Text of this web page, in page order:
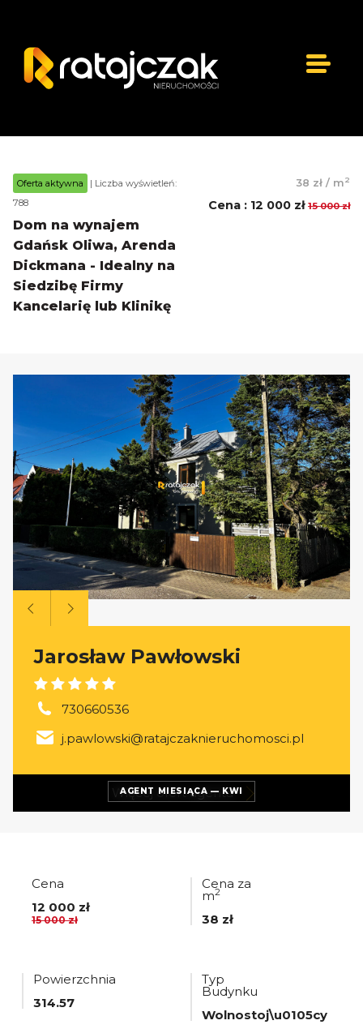
Oferta aktywna
| Liczba wyświetleń:
788
Dom na wynajem
Gdańsk Oliwa, Arenda
Dickmana - Idealny na
Siedzibę Firmy
Kancelarię lub Klinikę
38 zł / m2
Cena : 12 000 zł 15 000 zł
AGENT MIESIĄCA — KWI
Jarosław Pawłowski
730660536
j.pawlowski@ratajczaknieruchomosci.pl
Więcej ofertagenta
Cena
12 000 zł
15 000 zł
Cena za
m2
38 zł
Powierzchnia
314.57
Typ
Budynku
Wolnostoj\u0105cy